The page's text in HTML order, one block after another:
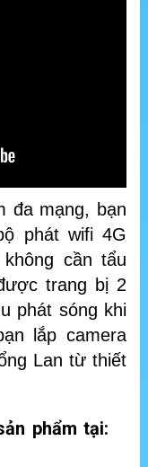
đa mạng, bạn
phát wifi 4G
cần tẩu
trang bị 2
phát sóng khi
lắp camera
Lan từ thiết
phẩm tại: